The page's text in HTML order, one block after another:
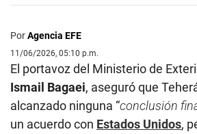
PorAgencia EFE
11/06/2026, 05:10 p.m.
El portavoz del Ministerio de
Ismail Bagaei, aseguró que
alcanzado ninguna “conclusión
un acuerdo con Estados Unidos,